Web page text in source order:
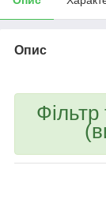
Опис